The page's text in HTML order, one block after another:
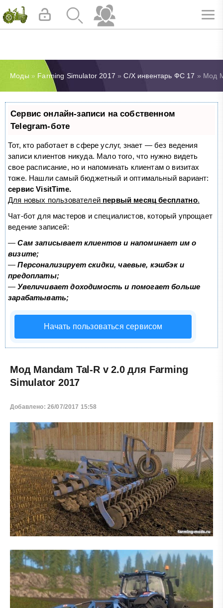
Моды » Farming Simulator 2017 »С/Х инвентарь ФС 17 » Мод
Сервис онлайн-записи на собственном
Telegram-боте
Тот, кто работает в сфере услуг, знает — без ведения
записи клиентов никуда. Мало того, что нужно видеть
свое расписание, но и напоминать клиентам о визитах
тоже. Нашли самый бюджетный и оптимальный вариант:
сервис VisitTime.
Для новых пользователей первый месяц бесплатно.
Чат-бот для мастеров и специалистов, который упрощает
ведение записей:
—Сам записывает клиентов и напоминает им о
визите;
—Персонализирует скидки, чаевые, кэшбэк и
предоплаты;
—Увеличивает доходимость и помогает больше
зарабатывать;
Начать пользоваться сервисом
Мод Mandam Tal-R v 2.0 для Farming
Simulator 2017
Добавлено: 26/07/2017 15:58